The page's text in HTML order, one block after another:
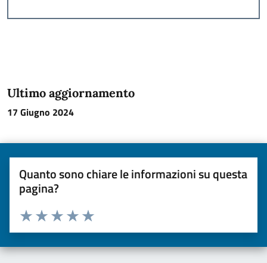
Ultimo aggiornamento
17 Giugno 2024
Quanto sono chiare le informazioni su questa
pagina?
Valuta da 1 a 5 stelle la pagina
Valuta 5 stelle su 5
Valuta 4 stelle su 5
Valuta 3 stelle su 5
Valuta 2 stelle su 5
Valuta una stella su 5